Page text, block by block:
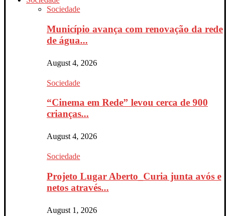
Sociedade
Município avança com renovação da rede
de água...
August 4, 2026
Sociedade
“Cinema em Rede” levou cerca de 900
crianças...
August 4, 2026
Sociedade
Projeto Lugar Aberto_Curia junta avós e
netos através...
August 1, 2026